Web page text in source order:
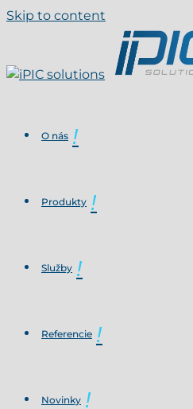
Skip to content
O nás
Produkty
Služby
Referencie
Novinky